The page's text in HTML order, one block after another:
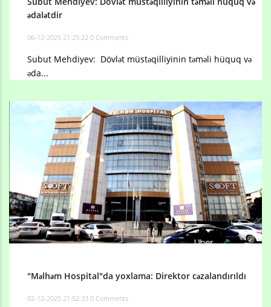
ədalətdir
06-12-2025 21:25:22 0 Comments
Subut Mehdiyev: Dövlət müstəqilliyinin təməli hüquq və
əda...
"Məlhəm Hospital"da yoxlama: Direktor cəzalandırıldı
02-12-2025 21:52:33 0 Comments